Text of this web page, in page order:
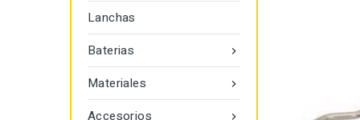
Lanchas

Baterias

Materiales

Accesorios